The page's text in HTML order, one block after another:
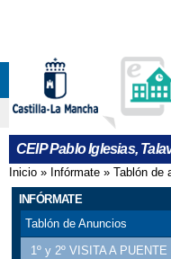
CEIP Pablo Iglesias,
Se encuentra
Inicio » Infórmate » Tablón de
INFÓRMATE
Tablón de Anuncios
1º y 2º VISITA A PUENTE